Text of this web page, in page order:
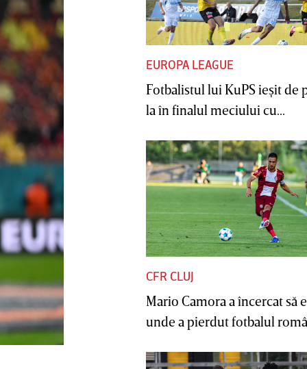
EUROPA LEAGUE
Fotbalistul lui KuPS ieşit de
la în finalul meciului cu...
CFR CLUJ
Mario Camora a încercat să
unde a pierdut fotbalul